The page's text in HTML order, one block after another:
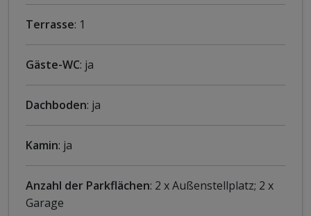
Terrasse: 1
Gäste-WC: ja
Dachboden: ja
Kamin: ja
Anzahl der Parkflächen: 2 x Außenstellplatz; 2 x
Garage